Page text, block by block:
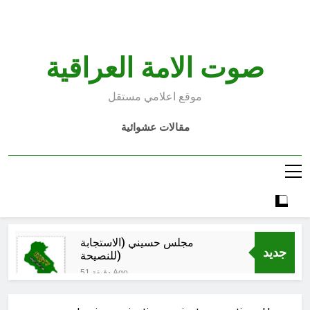
صوت الامة العراقية
موقع اعلامي مستقل
مقالات عشوائية
جديد
مجلس حسيني (الاستجابة
للنصيحة)
51 دقيقة Ago